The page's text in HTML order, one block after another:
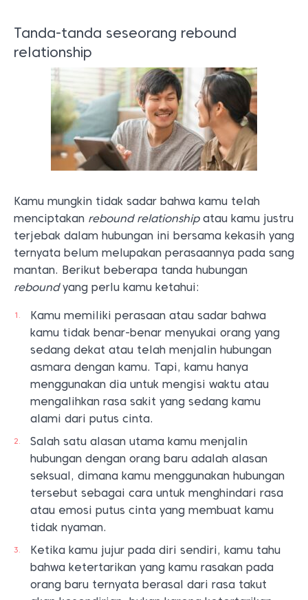
Tanda-tanda seseorang rebound
relationship
Kamu mungkin tidak sadar bahwa kamu telah
menciptakan rebound relationshipatau kamu justru
terjebak dalam hubungan ini bersama kekasih yang
ternyata belum melupakan perasaannya pada sang
mantan. Berikut beberapa tanda hubungan
reboundyang perlu kamu ketahui:
Kamu memiliki perasaan atau sadar bahwa
kamu tidak benar-benar menyukai orang yang
sedang dekat atau telah menjalin hubungan
asmara dengan kamu. Tapi, kamu hanya
menggunakan dia untuk mengisi waktu atau
mengalihkan rasa sakit yang sedang kamu
alami dari putus cinta.
Salah satu alasan utama kamu menjalin
hubungan dengan orang baru adalah alasan
seksual, dimana kamu menggunakan hubungan
tersebut sebagai cara untuk menghindari rasa
atau emosi putus cinta yang membuat kamu
tidak nyaman.
Ketika kamu jujur pada diri sendiri, kamu tahu
bahwa ketertarikan yang kamu rasakan pada
orang baru ternyata berasal dari rasa takut